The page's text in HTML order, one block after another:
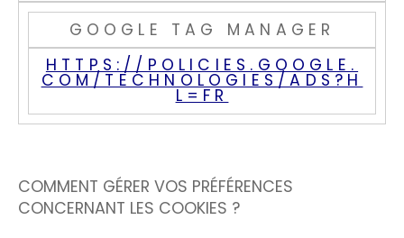
GOOGLE TAG MANAGER
HTTPS://POLICIES.GOOGLE.
COM/TECHNOLOGIES/ADS?H
L=FR
COMMENT GÉRER VOS PRÉFÉRENCES
CONCERNANT LES COOKIES ?